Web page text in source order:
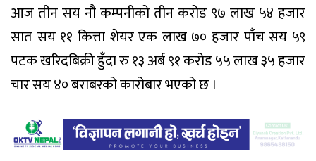
आज तीन सय नौ कम्पनीको तीन करोड ९७ लाख ५४ हजार
सात सय ११ कित्ता शेयर एक लाख ७० हजार पाँच सय ५९
पटक खरिदबिक्री हुँदा रु १३ अर्ब ९१ करोड ५५ लाख ३५ हजार
चार सय ४० बराबरको कारोबार भएको छ ।